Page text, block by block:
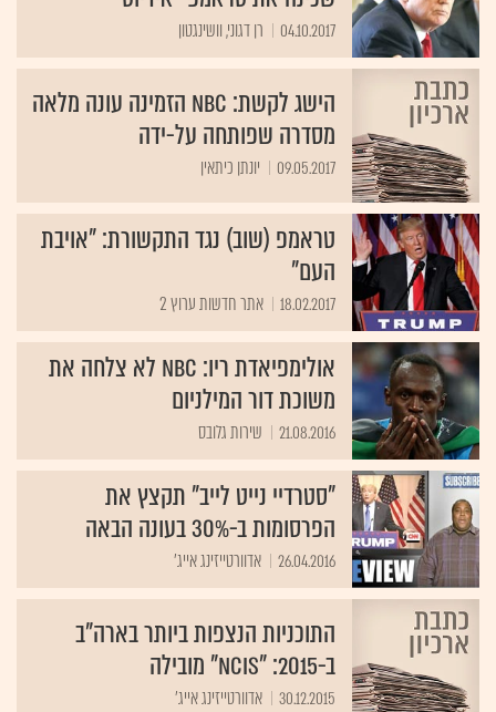
04.10.2017 רן דגוני, וושינגטון
הישג לקשת: NBC הזמינה עונה מלאה
מסדרה שפותחה על-ידה
09.05.2017 יונתן כיתאין
טראמפ (שוב) נגד התקשורת: "אויבת
העם"
18.02.2017 אתר חדשות ערוץ 2
אולימפיאדת ריו: NBC לא צלחה את
משוכת דור המילניום
21.08.2016 שירות גלובס
"סטרדיי נייט לייב" תקצץ את
הפרסומות ב-30% בעונה הבאה
26.04.2016 אדוורטייזינג אייג'
התוכניות הנצפות ביותר בארה"ב
ב-2015: "NCIS" מובילה
30.12.2015 אדוורטייזינג אייג'